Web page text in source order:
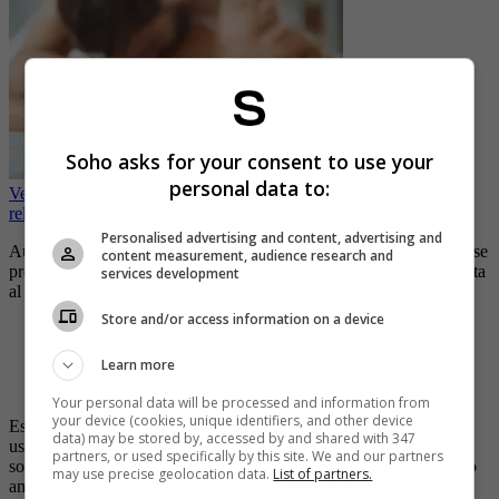
Vecinos envían carta a pareja que no los deja dormir por tener
relaciones a la madrugada
Aunque el usuario no reveló detalles sobre el vuelo o lugar donde se
presentó esta escandalosa escena, las imágenes le han dado la vuelta
al mundo generando todo tipo de reacciones entre los cibernautas.
A woman lost her mind after her boyfriend broke up
with her mid-flight 😳
Estos son algunos comentarios que han hecho al respecto algunos
usuarios en Twitter: “¡Evidentemente que las mujeres no pueden
soportar el rechazo!”, “¿por qué él no pudo esperar o ella esperar o
ambos esperar? Esto es una locura como si el tipo no pudiera
Soho asks for your consent to use your
personal data to:
Personalised advertising and content, advertising and
content measurement, audience research and
services development
Store and/or access information on a device
Learn more
Your personal data will be processed and information from
your device (cookies, unique identifiers, and other device
data) may be stored by, accessed by and shared with 347
partners, or used specifically by this site. We and our partners
may use precise geolocation data. List of partners.